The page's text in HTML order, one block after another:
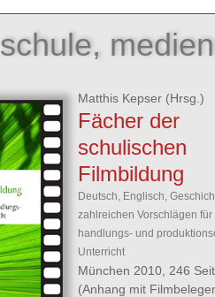
schule,
Matthis Kepser(Hrsg.)
Fächer der
schulischen
Filmbildung
Deutsch, Englisch,
zahlreichen Vorschlägen für
handlungs- und
Unterricht
München 2010, 246
(Anhang mit